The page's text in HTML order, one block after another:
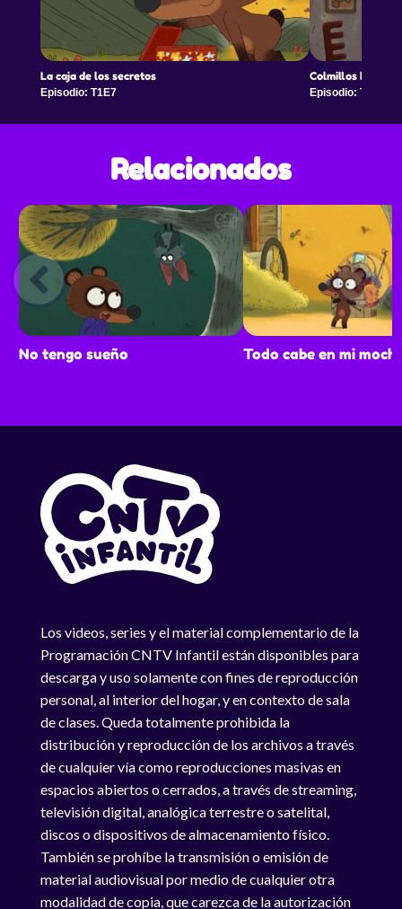
La caja de los secretos
Episodio: T1E7
Colmillos blancos
Episodio: T1E8
Relacionados
No tengo sueño Todo cabe en mi
Los videos, series y el material complementario de la
Programación CNTV Infantil están disponibles para
descarga y uso solamente con fines de reproducción
personal, al interior del hogar, y en contexto de sala
de clases. Queda totalmente prohibida la
distribución y reproducción de los archivos a través
de cualquier vía como reproducciones masivas en
espacios abiertos o cerrados, a través de streaming,
televisión digital, analógica terrestre o satelital,
discos o dispositivos de almacenamiento físico.
También se prohíbe la transmisión o emisión de
material audiovisual por medio de cualquier otra
modalidad de copia, que carezca de la autorización